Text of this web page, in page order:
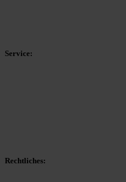
Service:
Rechtliches: